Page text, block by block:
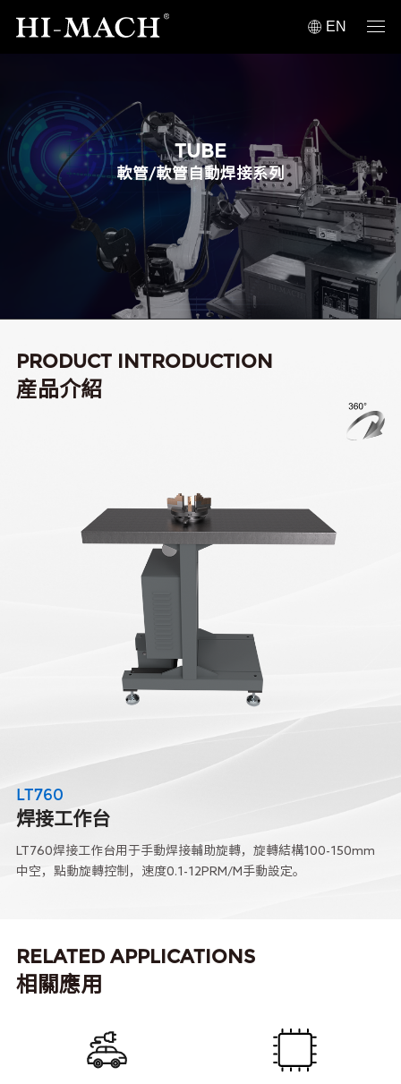
EN
TUBE
軟管/軟管自動焊接系列
PRODUCT INTRODUCTION
産品介紹
LT760
焊接工作台
LT760焊接工作台用于手動焊接輔助旋轉，旋轉結構100-150mm
中空，點動旋轉控制，速度0.1-12PRM/M手動設定。
RELATED APPLICATIONS
相關應用